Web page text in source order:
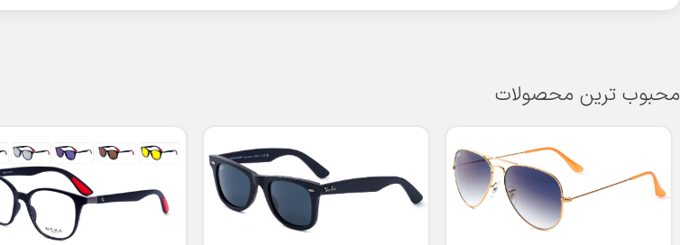
محبوب ترین محصولات